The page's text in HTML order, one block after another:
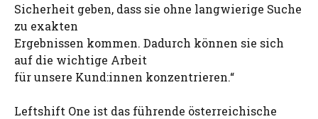
Sicherheit geben, dass sie ohne langwierige Suche
zu exakten
Ergebnissen kommen. Dadurch können sie sich
auf die wichtige Arbeit
für unsere Kund:innen konzentrieren.“
Leftshift One ist das führende österreichische